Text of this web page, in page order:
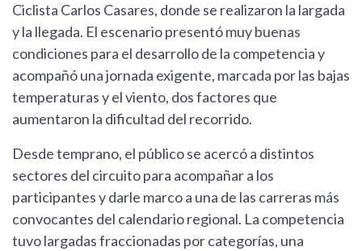
Ciclista Carlos Casares, donde se realizaron la largada
y la llegada. El escenario presentó muy buenas
condiciones para el desarrollo de la competencia y
acompañó una jornada exigente, marcada por las bajas
temperaturas y el viento, dos factores que
aumentaron la dificultad del recorrido.
Desde temprano, el público se acercó a distintos
sectores del circuito para acompañar a los
participantes y darle marco a una de las carreras más
convocantes del calendario regional. La competencia
tuvo largadas fraccionadas por categorías, una